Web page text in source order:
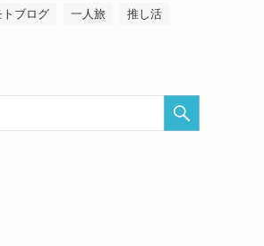
トブログ 一人旅 推し活